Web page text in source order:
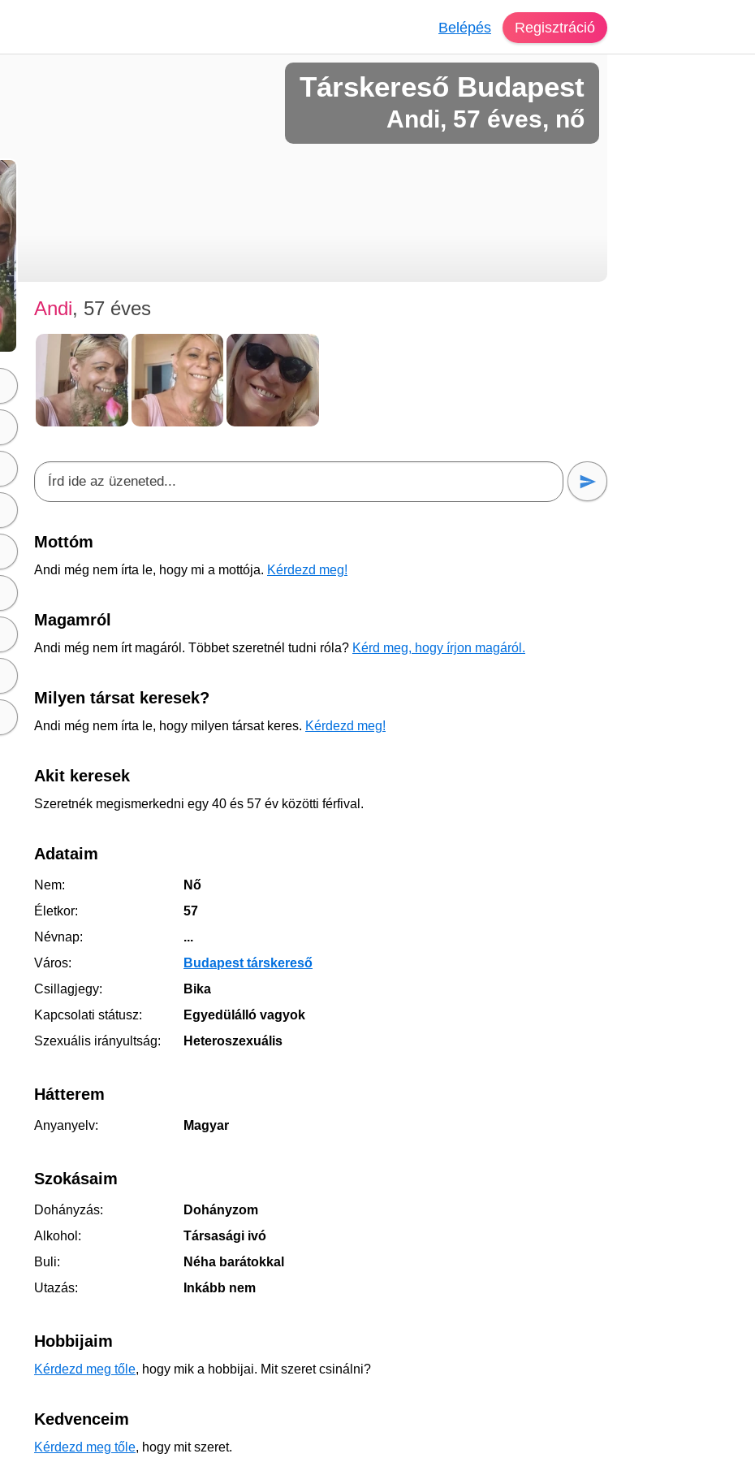
Belépés Regisztráció
Társkereső Budapest
Andi, 57 éves, nő
Andi, 57 éves
Mottóm
Andi még nem írta le, hogy mi a mottója. Kérdezd meg!
Magamról
Andi még nem írt magáról. Többet szeretnél tudni róla? Kérd meg, hogy írjon magáról.
Milyen társat keresek?
Andi még nem írta le, hogy milyen társat keres. Kérdezd meg!
Akit keresek
Szeretnék megismerkedni egy 40 és 57 év közötti férfival.
Adataim
Nem:
Nő
Életkor:
57
Névnap:
...
Város:
Budapest társkereső
Csillagjegy:
Bika
Kapcsolati státusz:
Egyedülálló vagyok
Szexuális irányultság:
Heteroszexuális
Hátterem
Anyanyelv: Magyar
Szokásaim
Dohányzás:
Dohányzom
Alkohol:
Társasági ivó
Buli:
Néha barátokkal
Utazás:
Inkább nem
Hobbijaim
Kérdezd meg tőle, hogy mik a hobbijai. Mit szeret csinálni?
Kedvenceim
Kérdezd meg tőle, hogy mit szeret.